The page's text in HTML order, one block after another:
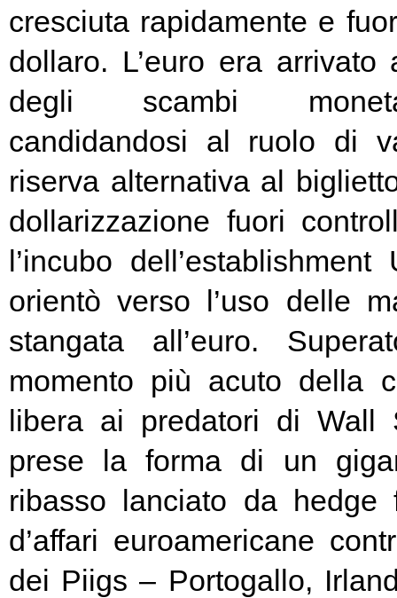
cresciuta rapidamente e
dollaro. L’euro era
degli scambi
candidandosi al ruolo di
riserva alternativa al
dollarizzazione fuori
l’incubo
orientò verso l’uso delle
stangata all’euro.
momento più acuto della
libera ai predatori di Wall
prese la forma di un
ribasso lanciato da hedge
d’affari euroamericane
dei Piigs – Portogallo,